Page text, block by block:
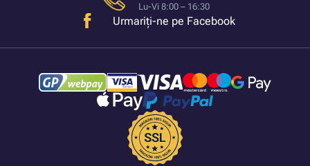
Lu-Vi 8:00 – 16:30
Urmariți-ne pe Facebook